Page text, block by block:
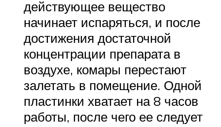
действующее вещество
начинает испаряться, и после
достижения достаточной
концентрации препарата в
воздухе, комары перестают
залетать в помещение. Одной
пластинки хватает на 8 часов
работы, после чего ее следует